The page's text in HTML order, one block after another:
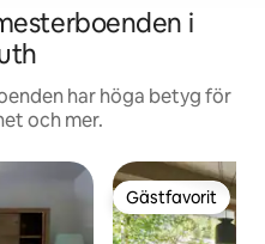
i
har höga betyg för
och mer.
Gästfavorit
Gästfavorit